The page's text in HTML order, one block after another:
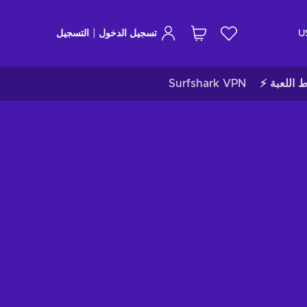
تسجيل الدخول التسجيل
اللعبة ⚡ Surfshark VPN